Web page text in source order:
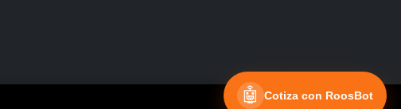
🤖 Cotiza con RoosBot